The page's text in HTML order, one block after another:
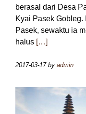
berasal dari Desa
Kyai Pasek
Pasek, sewaktu ia
halus […]
2017-03-17by admin